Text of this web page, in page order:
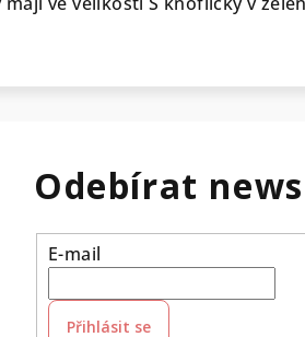
Odebírat
E-mail
Přihlásit se